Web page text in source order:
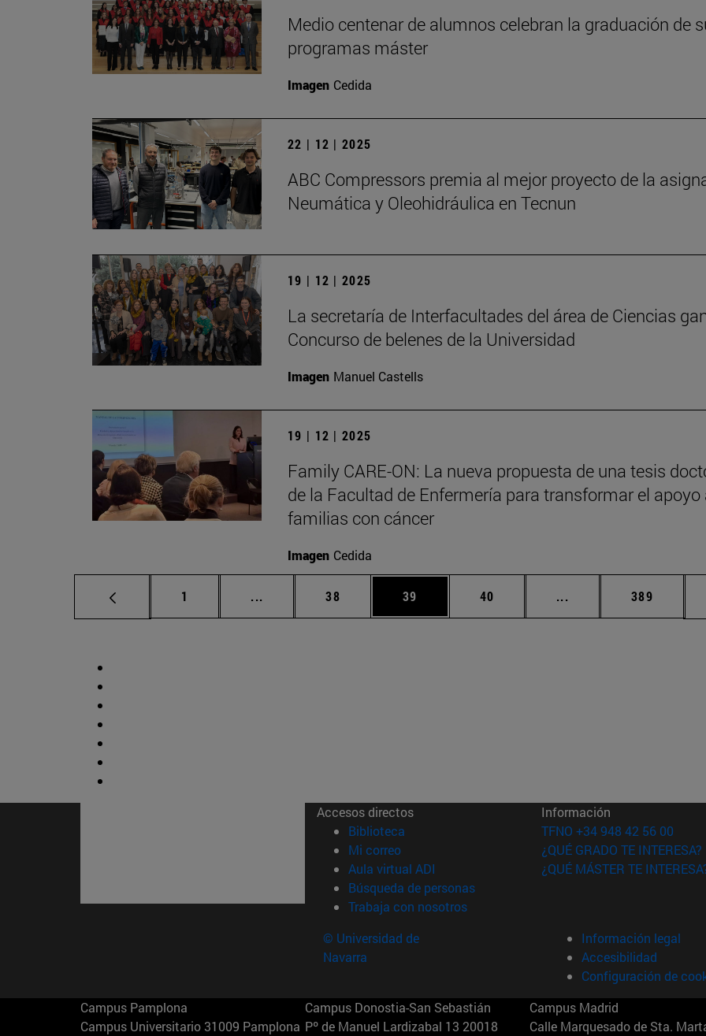
Medio centenar de alumnos celebran la graduación de
programas máster
Imagen Cedida
22 | 12 | 2025
ABC Compressors premia al mejor proyecto de la
Neumática y Oleohidráulica en Tecnun
19 | 12 | 2025
La secretaría de Interfacultades del área de Ciencias
Concurso de belenes de la Universidad
Imagen Manuel Castells
19 | 12 | 2025
Family CARE-ON: La nueva propuesta de una tesis
de la Facultad de Enfermería para transformar el apoyo
familias con cáncer
Imagen Cedida
Página
1 ... Páginas intermedias Use TAB para desplazarse.
Página
38 Página
39 Página
40 ... Páginas intermedias
Página
389
Accesos directos
Biblioteca (abre en nueva ventana)
Mi correo(abre en nueva ventana)
Aula virtual ADI (abre en nueva ventana)
Búsqueda de personas(abre en nueva ventana)
Trabaja con nosotros(abre en nueva ventana)
Información
TFNO +34 948 42 56 00
¿QUÉ GRADO TE INTERESA?
¿QUÉ MÁSTER TE
© Universidad de
Navarra
Información legal
Accesibilidad
Configuración de
Campus Pamplona
Campus Universitario 31009 Pamplona
Campus Donostia-San Sebastián
Pº de Manuel Lardizabal 13 20018
Campus Madrid
Calle Marquesado de Sta.